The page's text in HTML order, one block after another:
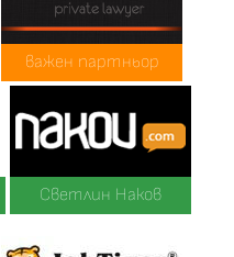
важен партньор
Светлин Наков